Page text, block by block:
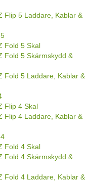
Flip 5 Laddare, Kablar &
Fold 5 Skal
Fold 5 Skärmskydd &
Fold 5 Laddare, Kablar &
Flip 4 Skal
Flip 4 Laddare, Kablar &
Fold 4 Skal
Fold 4 Skärmskydd &
Fold 4 Laddare, Kablar &